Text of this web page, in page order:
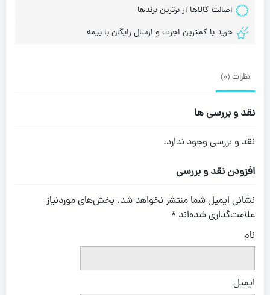
اصالت کالاها از برترین برندها
خرید با کمترین اجرت و ارسال رایگان با بیمه
نظرات (0)
نقد و بررسی ها
نقد و بررسی وجود ندارد.
افزودن نقد و بررسی
نشانی ایمیل شما منتشر نخواهد شد. بخش‌های موردنیاز
علامت‌گذاری شده‌اند *
نام
ایمیل